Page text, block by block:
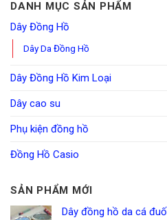
DANH MỤC SẢN PHẨM
Dây Đồng Hồ
Dây Da Đồng Hồ
Dây Đồng Hồ Kim Loại
Dây cao su
Phụ kiện đồng hồ
Đồng Hồ Casio
SẢN PHẨM MỚI
Dây đồng hồ da cá